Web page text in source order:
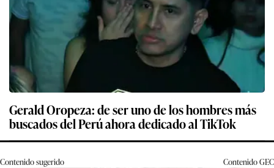
Gerald Oropeza: de ser uno de los hombres más
buscados del Perú ahora dedicado al TikTok
Contenido sugerido ContenidoGEC